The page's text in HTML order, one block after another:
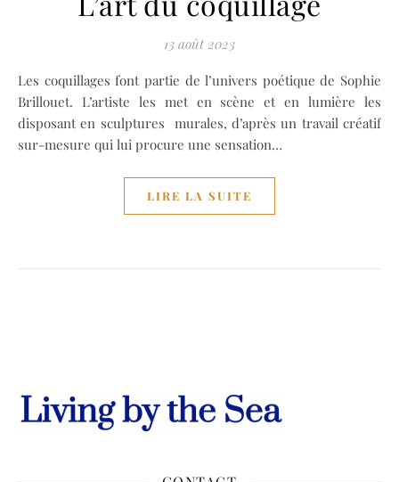
13 août 2023
Les coquillages font partie de l’univers poétique de Sophie
Brillouet. L’artiste les met en scène et en lumière les
disposant en sculptures murales, d’après un travail créatif
sur-mesure qui lui procure une sensation…
LIRE LA SUITE